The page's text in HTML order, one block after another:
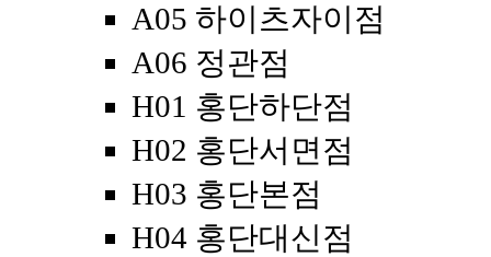
A05 하이츠자이점
A06 정관점
H01 홍단하단점
H02 홍단서면점
H03 홍단본점
H04 홍단대신점